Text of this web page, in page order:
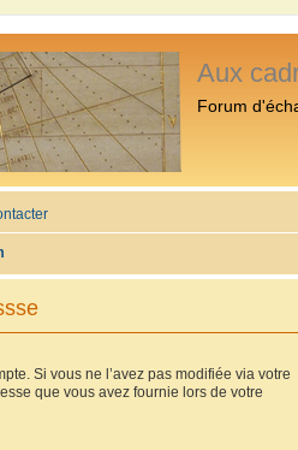
Aux
Forum
Si vous ne l’avez pas modifiée via votre
que vous avez fournie lors de votre